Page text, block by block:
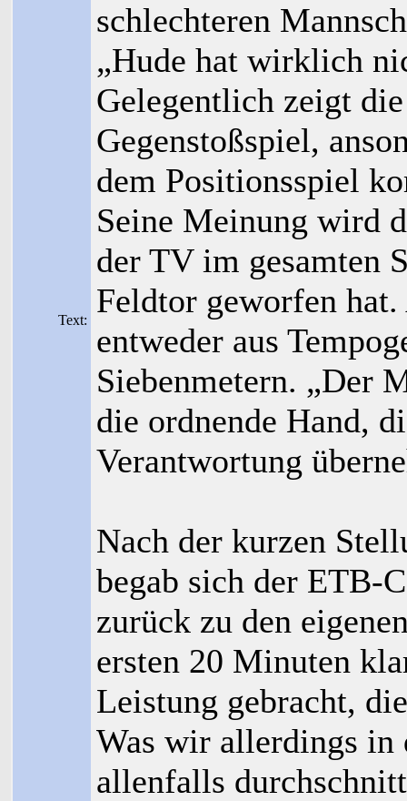
Text:
schlechteren
„Hude hat wirklich
Gelegentlich zeigt
Gegenstoßspiel,
dem Positionsspiel
Seine Meinung wird
der TV im gesamten
Feldtor geworfen
entweder aus
Siebenmetern. „Der
die ordnende Hand,
Verantwortung
Nach der kurzen
begab sich der ETB-
zurück zu den
ersten 20 Minuten
Leistung gebracht,
Was wir allerdings in
allenfalls